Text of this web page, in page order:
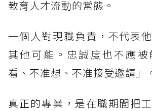
教育人才流動的常態。
一個人對現職負責，不代表
其他可能。忠誠度也不應
看、不准想、不准接受邀請」
真正的專業，是在職期間把